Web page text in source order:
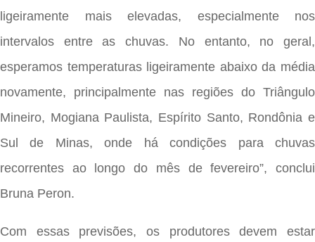
ligeiramente mais elevadas, especialmente nos
intervalos entre as chuvas. No entanto, no geral,
esperamos temperaturas ligeiramente abaixo da média
novamente, principalmente nas regiões do Triângulo
Mineiro, Mogiana Paulista, Espírito Santo, Rondônia e
Sul de Minas, onde há condições para chuvas
recorrentes ao longo do mês de fevereiro”, conclui
Bruna Peron.
Com essas previsões, os produtores devem estar